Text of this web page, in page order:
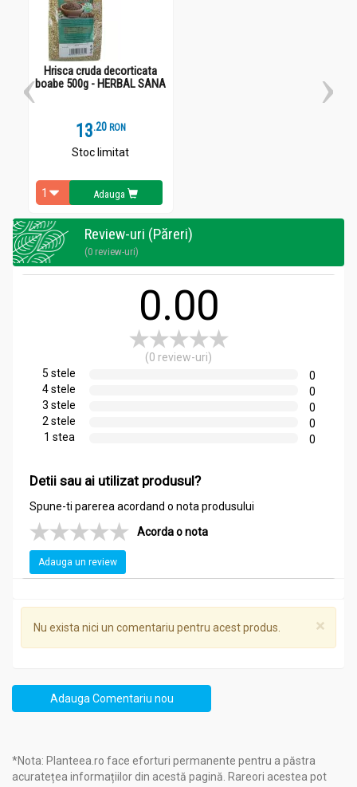
Administrare
Anghinare 250mg 60cps - MEDICA
1cps x 3/zi, înainte de mesele principale, cu un pahar de apă Pi
sau apă plată, pe o perioadă de 3 luni.
Hrisca cruda decorticata
boabe 500g - HERBAL SANA
13.2 RON
Stoc limitat
Adauga
Review-uri (Păreri)
(0 review-uri)
0.00
(0 review-uri)
5 stele
0
4 stele
0
3 stele
0
2 stele
0
1 stea
0
Detii sau ai utilizat produsul?
Spune-ti parerea acordand o nota produsului
Acorda o nota
Adauga un review
×
Nu exista nici un comentariu pentru acest produs.
Adauga Comentariu nou
*Nota: Planteea.ro face eforturi permanente pentru a păstra
acuratețea informațiilor din acestă pagină. Rareori acestea pot